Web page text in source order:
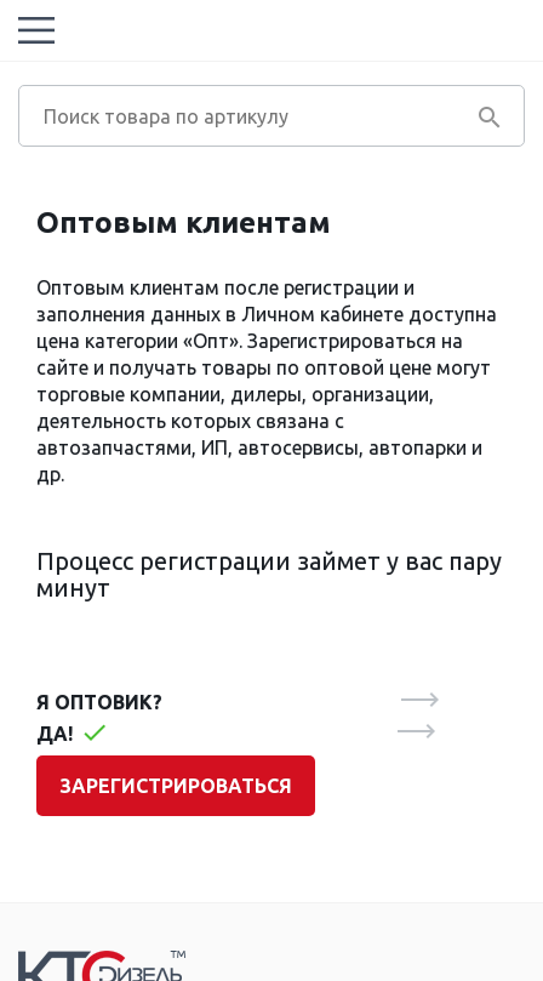
Оптовым клиентам
Оптовым клиентам после регистрации и
заполнения данных в Личном кабинете доступна
цена категории «Опт». Зарегистрироваться на
сайте и получать товары по оптовой цене могут
торговые компании, дилеры, организации,
деятельность которых связана с
автозапчастями, ИП, автосервисы, автопарки и
др.
Процесс регистрации займет у вас пару
минут
Я ОПТОВИК?
ДА!
ЗАРЕГИСТРИРОВАТЬСЯ